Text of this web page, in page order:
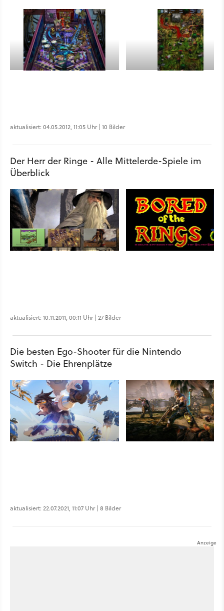
aktualisiert: 04.05.2012, 11:05 Uhr | 10 Bilder
Der Herr der Ringe - Alle Mittelerde-Spiele im
Überblick
aktualisiert: 10.11.2011, 00:11 Uhr | 27 Bilder
Die besten Ego-Shooter für die Nintendo
Switch - Die Ehrenplätze
aktualisiert: 22.07.2021, 11:07 Uhr | 8 Bilder